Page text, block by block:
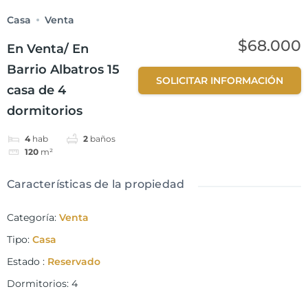
Casa Venta
En Venta/ En
Barrio Albatros 15
casa de 4
dormitorios
4 hab 2 baños
120 m²
$68.000
SOLICITAR INFORMACIÓN
Características de la propiedad
Categoría: Venta
Tipo: Casa
Estado : Reservado
Dormitorios: 4